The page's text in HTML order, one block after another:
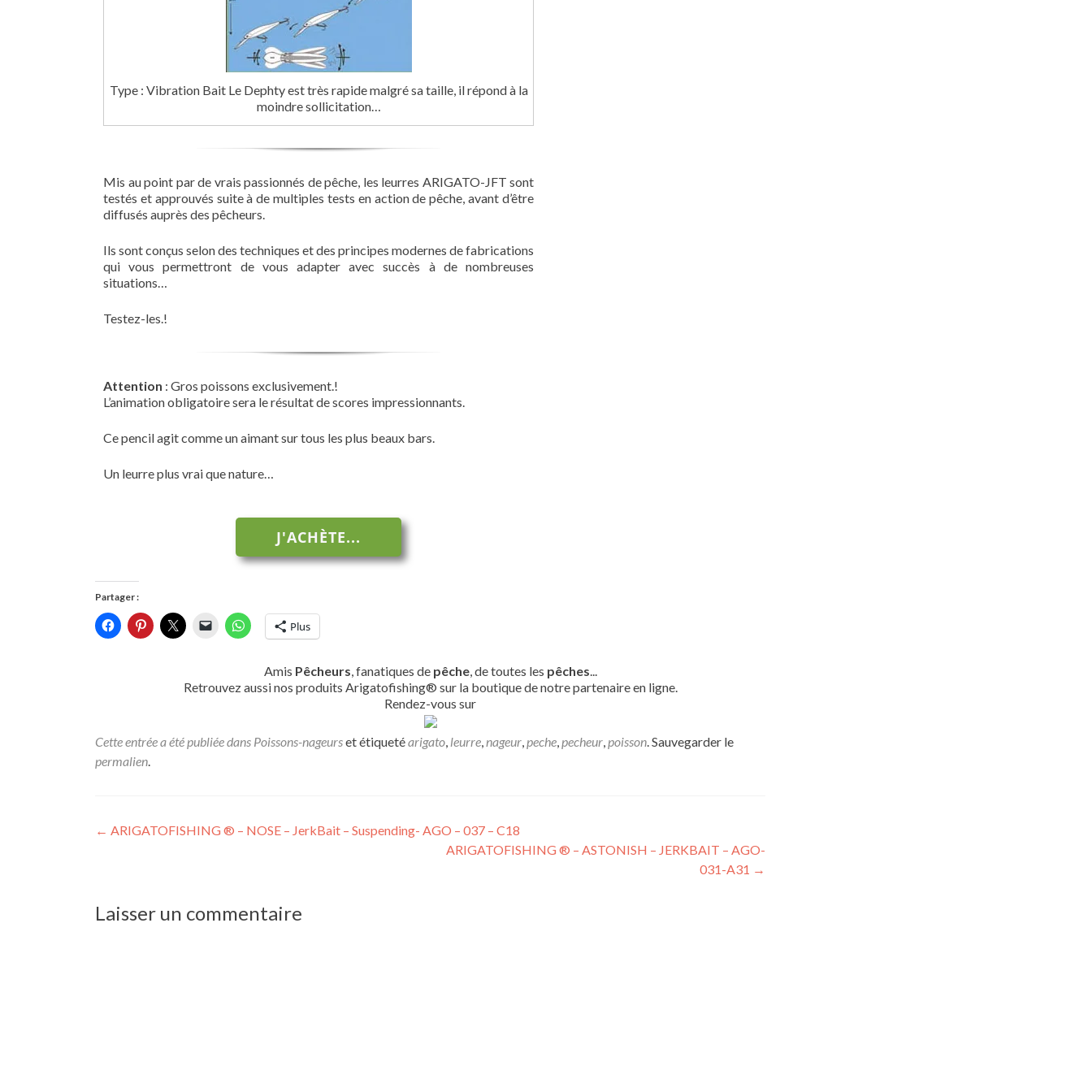
Type : Vibration Bait Le Dephty est très rapide malgré sa taille, il répond à la
moindre sollicitation…
Mis au point par de vrais passionnés de pêche, les leurres ARIGATO-JFT sont
testés et approuvés suite à de multiples tests en action de pêche, avant d’être
diffusés auprès des pêcheurs.
Ils sont conçus selon des techniques et des principes modernes de fabrications
qui vous permettront de vous adapter avec succès à de nombreuses
situations…
Testez-les.!
Attention : Gros poissons exclusivement.!
L’animation obligatoire sera le résultat de scores impressionnants.
Ce pencil agit comme un aimant sur tous les plus beaux bars.
Un leurre plus vrai que nature…
J'ACHÈTE...
Partager :
Plus
Amis Pêcheurs, fanatiques de pêche, de toutes les pêches...
Retrouvez aussi nos produits Arigatofishing® sur la boutique de notre partenaire en ligne.
Rendez-vous sur
Cette entrée a été publiée dans Poissons-nageurset étiquetéarigato, leurre,nageur,peche,pecheur,poisson. Sauvegarder le
permalien.
← ARIGATOFISHING ® – NOSE – JerkBait – Suspending- AGO – 037 – C18
ARIGATOFISHING ® – ASTONISH – JERKBAIT – AGO-
031-A31 →
Laisser un commentaire